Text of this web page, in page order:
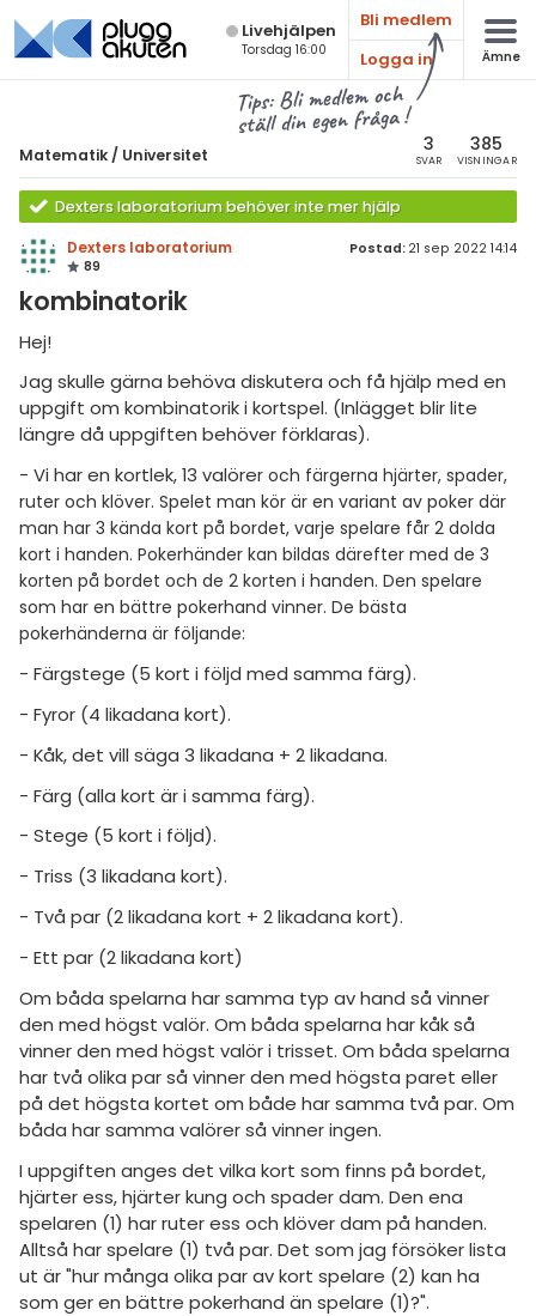
Live­hjälpen
Torsdag 16:00
Bli medlem
Logga in
Ämne
Tips: Bli medlem och
ställ din egen fråga !
Matematik / Universitet 3
SVAR
385
VISNINGAR
Dexters laboratorium behöver inte mer hjälp
Dexters laboratorium
89
Postad: 21 sep 2022 14:14
kombinatorik
Hej!
Jag skulle gärna behöva diskutera och få hjälp med en
uppgift om kombinatorik i kortspel. (Inlägget blir lite
längre då uppgiften behöver förklaras).
- Vi har en kortlek, 13 valörer och färgerna hjärter, spader,
ruter och klöver. Spelet man kör är en variant av poker där
man har 3 kända kort på bordet, varje spelare får 2 dolda
kort i handen. Pokerhänder kan bildas därefter med de 3
korten på bordet och de 2 korten i handen. Den spelare
som har en bättre pokerhand vinner. De bästa
pokerhänderna är följande:
- Färgstege (5 kort i följd med samma färg).
- Fyror (4 likadana kort).
- Kåk, det vill säga 3 likadana + 2 likadana.
- Färg (alla kort är i samma färg).
- Stege (5 kort i följd).
- Triss (3 likadana kort).
- Två par (2 likadana kort + 2 likadana kort).
- Ett par (2 likadana kort)
Om båda spelarna har samma typ av hand så vinner
den med högst valör. Om båda spelarna har kåk så
vinner den med högst valör i trisset. Om båda spelarna
har två olika par så vinner den med högsta paret eller
på det högsta kortet om både har samma två par. Om
båda har samma valörer så vinner ingen.
I uppgiften anges det vilka kort som finns på bordet,
hjärter ess, hjärter kung och spader dam. Den ena
spelaren (1) har ruter ess och klöver dam på handen.
Alltså har spelare (1) två par. Det som jag försöker lista
ut är "hur många olika par av kort spelare (2) kan ha
som ger en bättre pokerhand än spelare (1)?".
Alla ämnen
Alla trådar
7
8
9
1
2
3
4
5
högskolan
Matematik
Universitet
Alla trådar
Sannolikhet och Statistik
Övrigt
Livehjälpen
Topplistor
3 inloggade
(mattedelen)
diskussioner
& Bygg
språk
ämnen
diskussioner